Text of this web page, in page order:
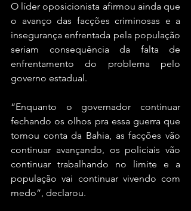
O líder oposicionista afirmou ainda que
o avanço das facções criminosas e a
insegurança enfrentada pela população
seriam consequência da falta de
enfrentamento do problema pelo
governo estadual.
“Enquanto o governador continuar
fechando os olhos pra essa guerra que
tomou conta da Bahia, as facções vão
continuar avançando, os policiais vão
continuar trabalhando no limite e a
população vai continuar vivendo com
medo”, declarou.